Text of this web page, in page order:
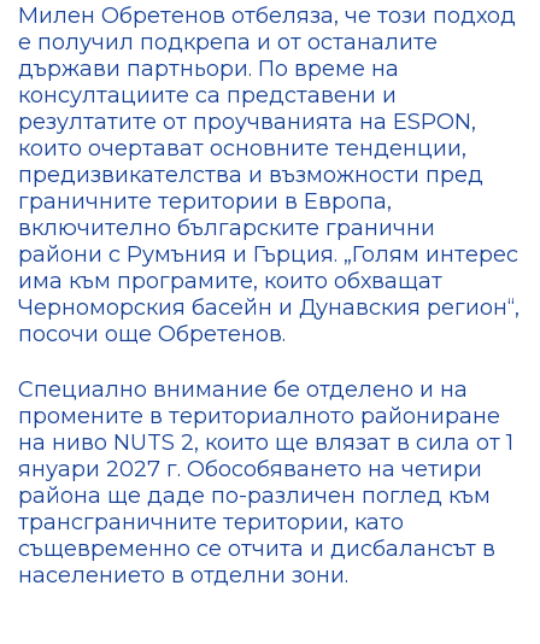
Милен Обретенов отбеляза, че този подход
е получил подкрепа и от останалите
държави партньори. По време на
консултациите са представени и
резултатите от проучванията на ESPON,
които очертават основните тенденции,
предизвикателства и възможности пред
граничните територии в Европа,
включително българските гранични
райони с Румъния и Гърция. „Голям интерес
има към програмите, които обхващат
Черноморския басейн и Дунавския регион“,
посочи още Обретенов.
Специално внимание бе отделено и на
промените в териториалното райониране
на ниво NUTS 2, които ще влязат в сила от 1
януари 2027 г. Обособяването на четири
района ще даде по-различен поглед към
трансграничните територии, като
същевременно се отчита и дисбалансът в
населението в отделни зони.